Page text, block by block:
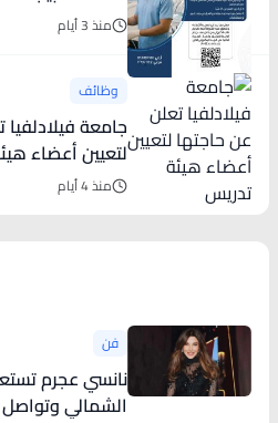
الأسنان
منذ 3 أيام
وظائف
جامعة
لتعيين أعضاء
منذ 4 أيام
فن
نانسي عجرم
الشمالي وتواصل